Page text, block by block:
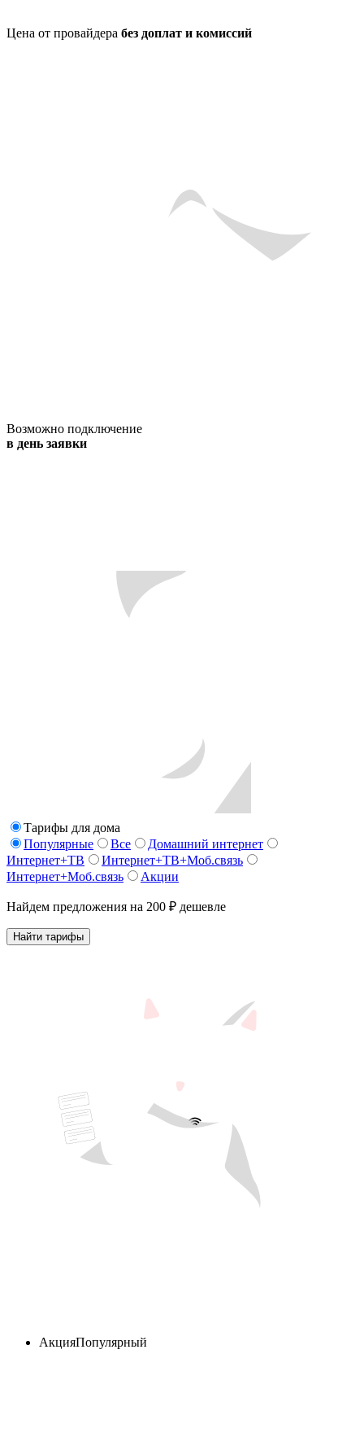
Цена от провайдера без доплат и комиссий
Возможно подключение
в день заявки
Тарифы для дома
Популярные
Все
Домашний интернет
Интернет+ТВ
Интернет+ТВ+Моб.связь
Интернет+Моб.связь
Акции
Найдем предложения на 200 ₽ дешевле
Найти тарифы
АкцияПопулярный